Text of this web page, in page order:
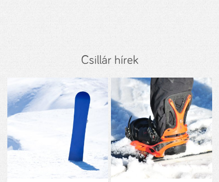
Csillár hírek